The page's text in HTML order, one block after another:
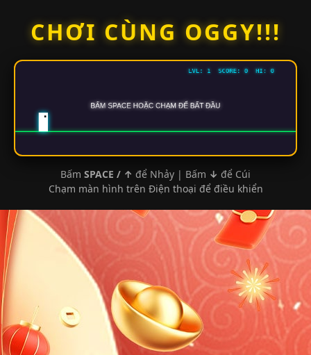
contentCHƠI CÙNG OGGY!!!
Bấm SPACE / ↑ để Nhảy | Bấm ↓ để Cúi
Chạm màn hình trên Điện thoại để điều khiển